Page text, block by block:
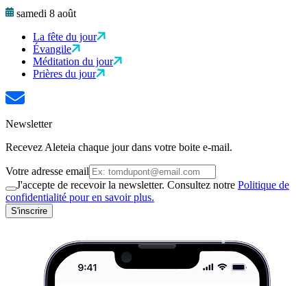
samedi 8 août
La fête du jour
Évangile
Méditation du jour
Prières du jour
Newsletter
Recevez Aleteia chaque jour dans votre boite e-mail.
Votre adresse email
J'accepte de recevoir la newsletter. Consultez notre Politique de
confidentialité pour en savoir plus.
S'inscrire